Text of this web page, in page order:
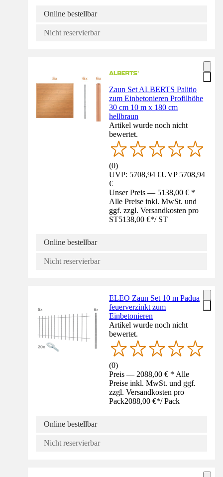
Online bestellbar
Nicht reservierbar
Zaun Set ALBERTS Palitio
zum Einbetonieren Profilhöhe
30 cm 10 m x 180 cm
hellbraun
Artikel wurde noch nicht
bewertet.
(0)
UVP: 5708,94 €UVP5708,94
€
Unser Preis — 5138,00 € *
Alle Preise inkl. MwSt. und
ggf. zzgl. Versandkosten pro
ST5138,00 €*/ ST
Online bestellbar
Nicht reservierbar
ELEO Zaun Set 10 m Padua
feuerverzinkt zum
Einbetonieren
Artikel wurde noch nicht
bewertet.
(0)
Preis — 2088,00 € * Alle
Preise inkl. MwSt. und ggf.
zzgl. Versandkosten pro
Pack2088,00 €*/ Pack
Online bestellbar
Nicht reservierbar